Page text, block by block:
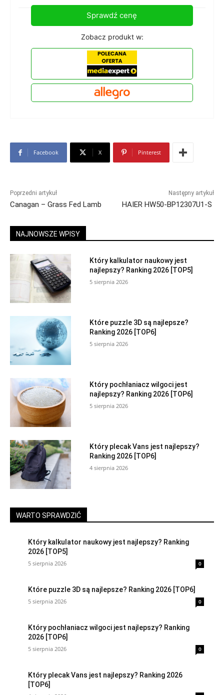
Sprawdź cenę
Zobacz produkt w:
Facebook X Pinterest
Poprzedni artykuł
Canagan – Grass Fed Lamb
Następny artykuł
HAIER HW50-BP12307U1-S
NAJNOWSZE WPISY
Który kalkulator naukowy jest
najlepszy? Ranking 2026 [TOP5]
5 sierpnia 2026
Które puzzle 3D są najlepsze?
Ranking 2026 [TOP6]
5 sierpnia 2026
Który pochłaniacz wilgoci jest
najlepszy? Ranking 2026 [TOP6]
5 sierpnia 2026
Który plecak Vans jest najlepszy?
Ranking 2026 [TOP6]
4 sierpnia 2026
WARTO SPRAWDZIĆ
Który kalkulator naukowy jest najlepszy? Ranking
2026 [TOP5]
5 sierpnia 2026 0
Które puzzle 3D są najlepsze? Ranking 2026 [TOP6]
5 sierpnia 2026 0
Który pochłaniacz wilgoci jest najlepszy? Ranking
2026 [TOP6]
5 sierpnia 2026 0
Który plecak Vans jest najlepszy? Ranking 2026
[TOP6]